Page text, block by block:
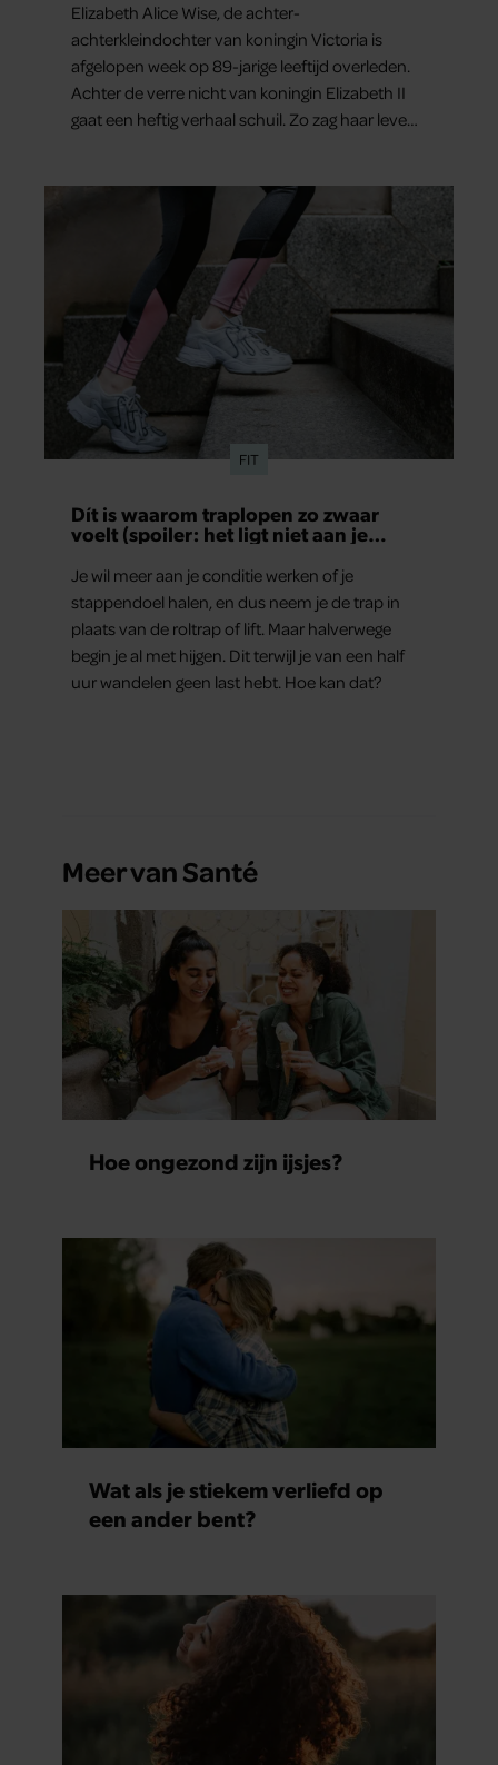
Elizabeth Alice Wise, de achter-
achterkleindochter van koningin Victoria is
afgelopen week op 89-jarige leeftijd overleden.
Achter de verre nicht van koningin Elizabeth II
gaat een heftig verhaal schuil. Zo zag haar leven
FIT
Dít is waarom traplopen zo zwaar
voelt (spoiler: het ligt niet aan je
Je wil meer aan je conditie werken of je
stappendoel halen, en dus neem je de trap in
plaats van de roltrap of lift. Maar halverwege
begin je al met hijgen. Dit terwijl je van een half
uur wandelen geen last hebt. Hoe kan dat?
Meer van Santé
Hoe ongezond zijn ijsjes?
Wat als je stiekem verliefd op
een ander bent?